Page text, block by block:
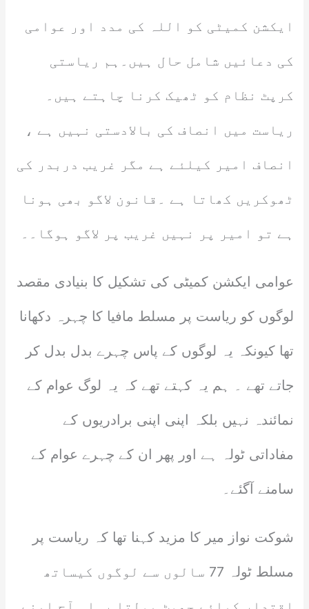
ایکشن کمیٹی کو اللہ کی مدد اور عوامی
کی دعائیں شامل حال ہیں۔ہم ریاستی
کرپٹ نظام کو ٹھیک کرنا چاہتے ہیں۔
ریاست میں انصاف کی بالادستی نہیں ہے ،
انصاف امیر کیلئے ہے مگر غریب دربدر کی
ٹھوکریں کھاتا ہے ۔قانون لاگو بھی ہونا
ہے تو امیر پر نہیں غریب پر لاگو ہوگا۔۔
عوامی ایکشن کمیٹی کی تشکیل کا بنیادی مقصد
لوگوں کو ریاست پر مسلط مافیا کا چہرہ دکھانا
تھا کیونکہ یہ لوگوں کے پاس چہرے بدل بدل کر
جاتے تھے ۔ ہم یہ کہتے تھے کہ یہ لوگ عوام کے
نمائندہ نہیں بلکہ اپنی اپنی برادریوں کے
مفاداتی ٹولہ ہے اور پھر ان کے چہرے عوام کے
سامنے آگئے۔
شوکت نواز میر کا مزید کہنا تھا کہ ریاست پر
مسلط ٹولہ 77 سالوں سے لوگوں کیساتھ